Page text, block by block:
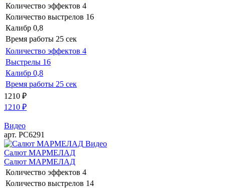
Количество эффектов 4
Количество выстрелов 16
Калибр 0,8
Время работы 25 сек
Количество эффектов 4
Выстрелы 16
Калибр 0,8
Время работы 25 сек
1210 ₽
1210 ₽
Видео
арт. РС6291
Видео
Салют МАРМЕЛАД
Салют МАРМЕЛАД
Количество эффектов 4
Количество выстрелов 14